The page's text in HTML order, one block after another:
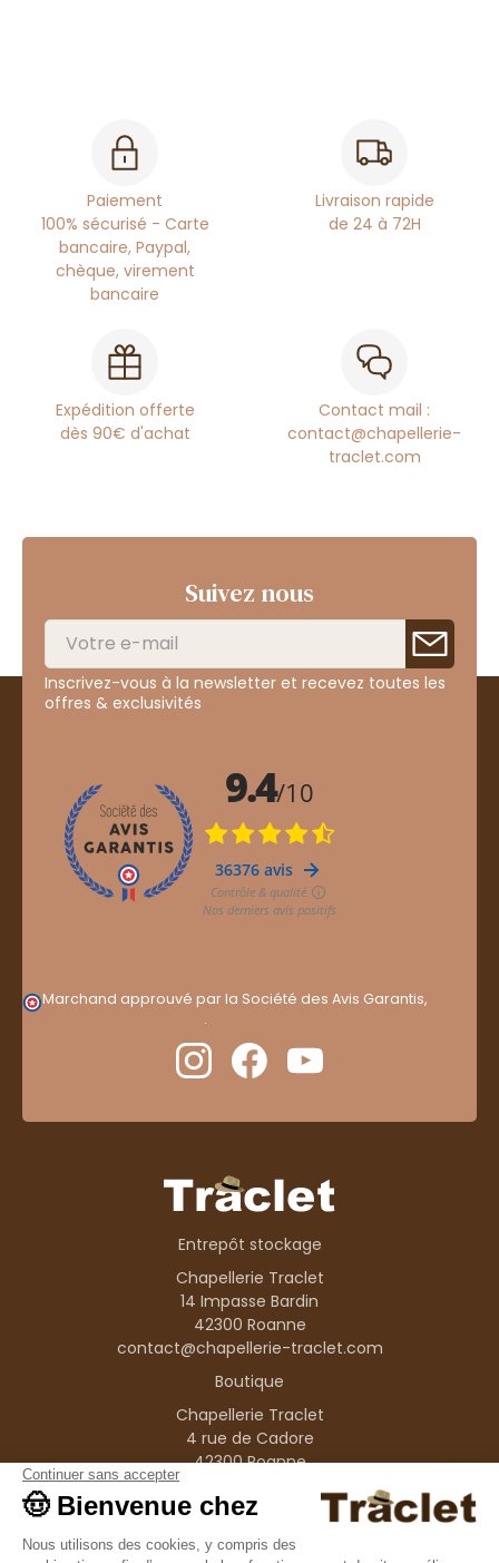
Paiement
100% sécurisé - Carte
bancaire, Paypal,
chèque, virement
bancaire
Livraison rapide
de 24 à 72H
Expédition offerte
dès 90€ d'achat
Contact mail :
contact@chapellerie-
traclet.com
Suivez nous
Inscrivez-vous à la newsletter et recevez toutes les
offres & exclusivités
Marchand approuvé par la Société des Avis Garantis,
.
Entrepôt stockage
Chapellerie Traclet
14 Impasse Bardin
42300 Roanne
contact@chapellerie-traclet.com
Boutique
Chapellerie Traclet
4 rue de Cadore
42300 Roanne